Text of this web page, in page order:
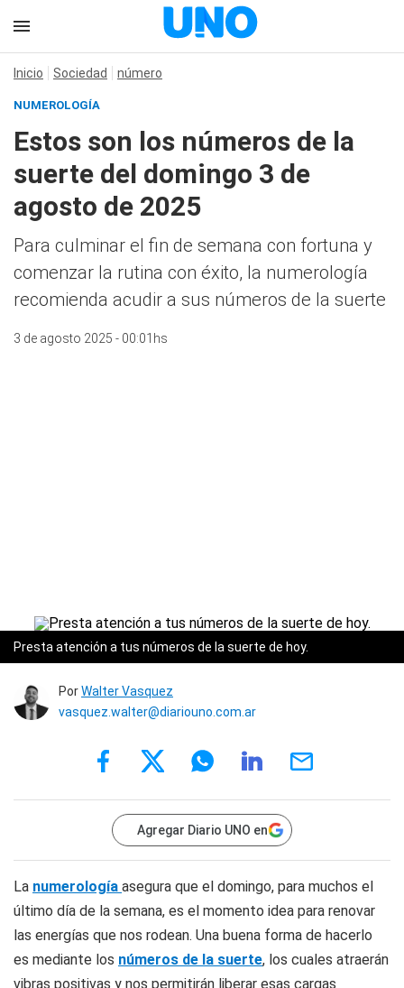
Inicio Sociedad número
NUMEROLOGÍA
Estos son los números de la
suerte del domingo 3 de
agosto de 2025
Para culminar el fin de semana con fortuna y
comenzar la rutina con éxito, la numerología
recomienda acudir a sus números de la suerte
3 de agosto 2025 - 00:01hs
Presta atención a tus números de la suerte de hoy.
PorWalter Vasquez
vasquez.walter@diariouno.com.ar
Agregar Diario UNO en
La numerología asegura que el domingo, para muchos el
último día de la semana, es el momento idea para renovar
las energías que nos rodean. Una buena forma de hacerlo
es mediante los números de la suerte, los cuales atraerán
vibras positivas y nos permitirán liberar esas cargas